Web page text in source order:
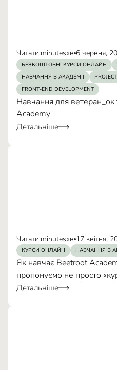
Читати:minutesхв 6 червня,
БЕЗКОШТОВНІ КУРСИ ОНЛАЙН
НАВЧАННЯ В АКАДЕМІЇ
FRONT-END DEVELOPMENT
Навчання для ветеран_ок
Academy
Детальніше
Читати:minutesхв 17 квітня,
КУРСИ ОНЛАЙН НАВЧАННЯ В
Як навчає Beetroot
пропонуємо не просто
Детальніше